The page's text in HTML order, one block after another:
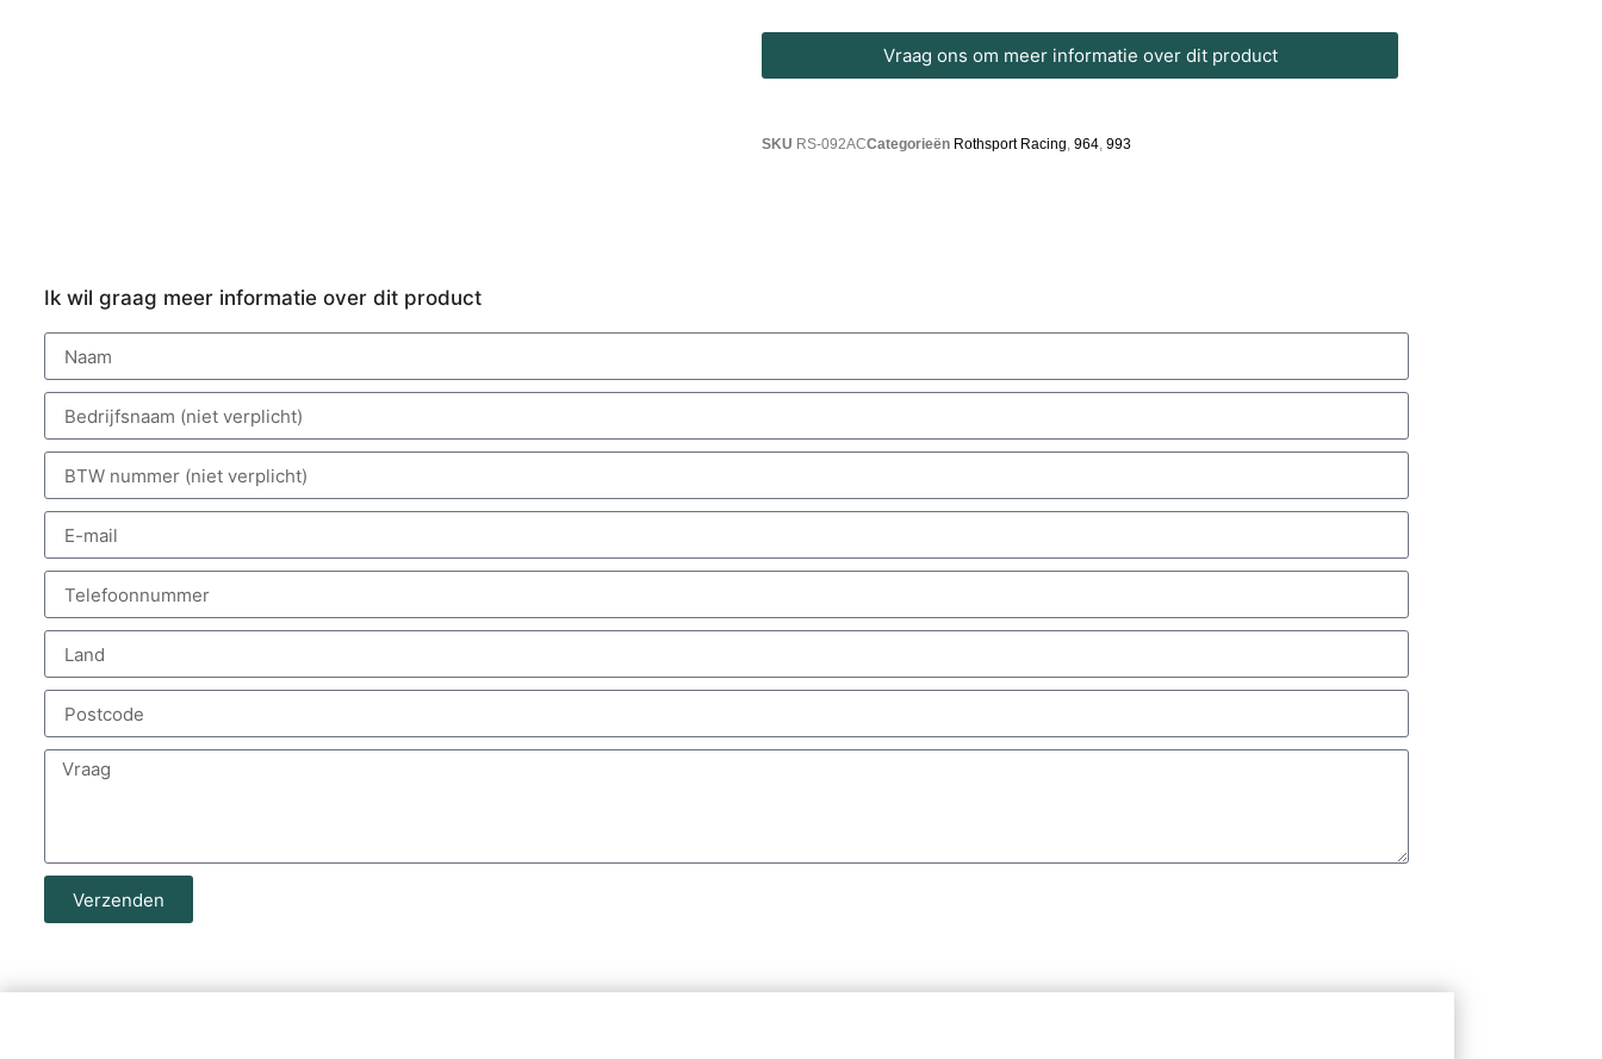
Vraag ons om meer informatie over dit product
SKU RS-092ACCategorieën Rothsport Racing,964,993
Ik wil graag meer informatie over dit product
Verzenden